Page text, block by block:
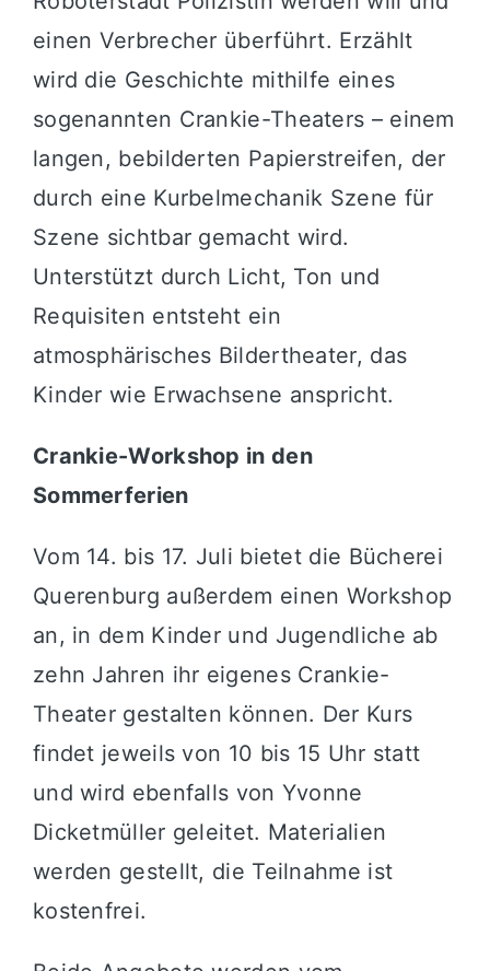
einen Verbrecher überführt. Erzählt
wird die Geschichte mithilfe eines
sogenannten Crankie-Theaters – einem
langen, bebilderten Papierstreifen, der
durch eine Kurbelmechanik Szene für
Szene sichtbar gemacht wird.
Unterstützt durch Licht, Ton und
Requisiten entsteht ein
atmosphärisches Bildertheater, das
Kinder wie Erwachsene anspricht.
Crankie-Workshop in den
Sommerferien
Vom 14. bis 17. Juli bietet die Bücherei
Querenburg außerdem einen Workshop
an, in dem Kinder und Jugendliche ab
zehn Jahren ihr eigenes Crankie-
Theater gestalten können. Der Kurs
findet jeweils von 10 bis 15 Uhr statt
und wird ebenfalls von Yvonne
Dicketmüller geleitet. Materialien
werden gestellt, die Teilnahme ist
kostenfrei.